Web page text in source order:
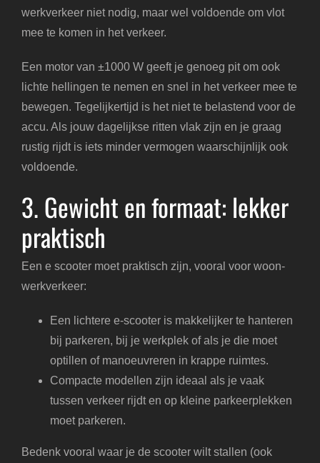
werkverkeer niet nodig, maar wel voldoende om vlot
mee te komen in het verkeer.
Een motor van ±1000 W geeft je genoeg pit om ook
lichte hellingen te nemen en snel in het verkeer mee te
bewegen. Tegelijkertijd is het niet te belastend voor de
accu. Als jouw dagelijkse ritten vlak zijn en je graag
rustig rijdt is iets minder vermogen waarschijnlijk ook
voldoende.
3. Gewicht en formaat: lekker
praktisch
Een e scooter moet praktisch zijn, vooral voor woon-
werkverkeer:
Een lichtere e-scooter is makkelijker te hanteren
bij parkeren, bij je werkplek of als je die moet
optillen of manoeuvreren in krappe ruimtes.
Compacte modellen zijn ideaal als je vaak
tussen verkeer rijdt en op kleine parkeerplekken
moet parkeren.
Bedenk vooral waar je de scooter wilt stallen (ook